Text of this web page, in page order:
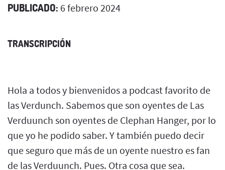
PUBLICADO: 6 febrero 2024
TRANSCRIPCIÓN
Hola a todos y bienvenidos a podcast favorito de
las Verdunch. Sabemos que son oyentes de Las
Verduunch son oyentes de Clephan Hanger, por lo
que yo he podido saber. Y también puedo decir
que seguro que más de un oyente nuestro es fan
de las Verduunch. Pues. Otra cosa que sea.